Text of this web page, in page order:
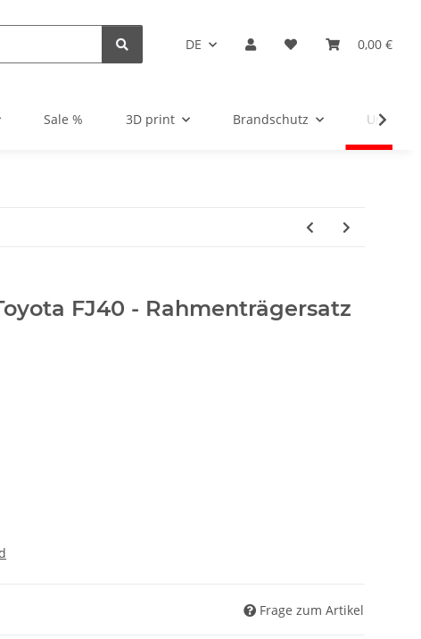
DE 0,00 €
Sale % 3D print Brandschutz
FJ40 - Rahmenträgersatz
Frage zum Artikel